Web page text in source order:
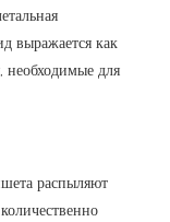
выражается как
для
распыляют